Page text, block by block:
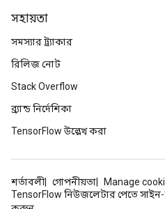
সহায়তা
সমস্যার ট্র্যাকার
রিলিজ নোট
Stack Overflow
ব্র্যান্ড নির্দেশিকা
TensorFlow উল্লেখ করা
শর্তাবলী গোপনীয়তা
Manage
TensorFlow নিউজলেটার পেতে